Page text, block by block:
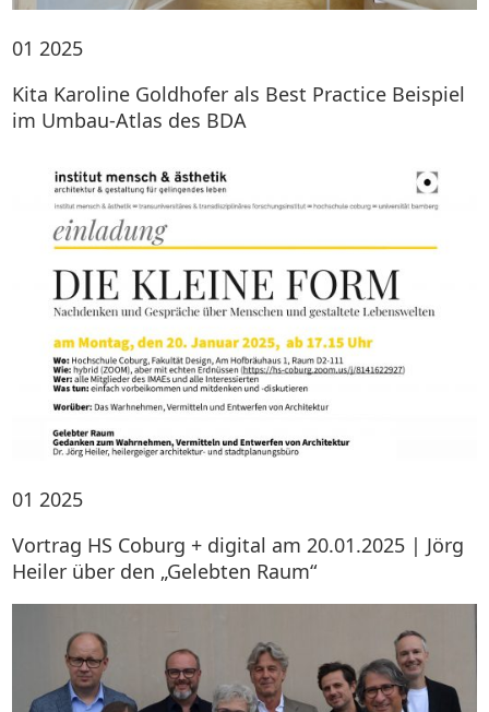
01 2025
Kita Karoline Goldhofer als Best Practice Beispiel
im Umbau-Atlas des BDA
01 2025
Vortrag HS Coburg + digital am 20.01.2025 | Jörg
Heiler über den „Gelebten Raum“